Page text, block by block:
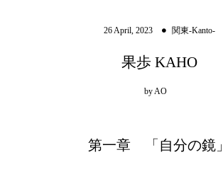
26 April 2023 関東-Kanto-
果歩 KAHO
by AO
第一章 「自分の鏡」